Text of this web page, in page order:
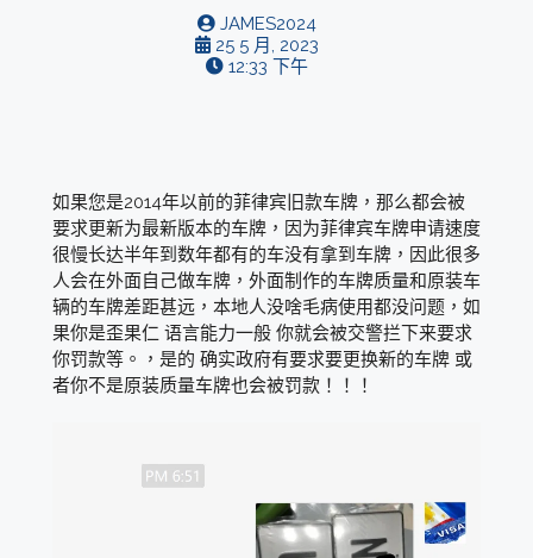
JAMES2024
25 5 月, 2023
12:33 下午
如果您是2014年以前的菲律宾旧款车牌，那么都会被
要求更新为最新版本的车牌，因为菲律宾车牌申请速度
很慢长达半年到数年都有的车没有拿到车牌，因此很多
人会在外面自己做车牌，外面制作的车牌质量和原装车
辆的车牌差距甚远，本地人没啥毛病使用都没问题，如
果你是歪果仁 语言能力一般 你就会被交警拦下来要求
你罚款等。，是的 确实政府有要求要更换新的车牌 或
者你不是原装质量车牌也会被罚款！！！